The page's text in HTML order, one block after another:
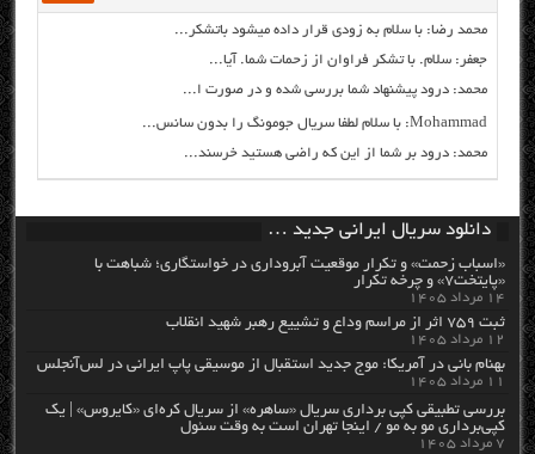
محمد رضا: با سلام به زودی قرار داده میشود باتشکر...
جعفر: سلام. با تشکر فراوان از زحمات شما. آیا...
محمد: درود پیشنهاد شما بررسی شده و در صورت ا...
Mohammad: با سلام لطفا سریال جومونگ را بدون سانس...
محمد: درود بر شما از این که راضی هستید خرسند...
دانلود سریال ایرانی جدید …
«اسباب زحمت» و تکرار موقعیت آبروداری در خواستگاری؛ شباهت با
«پایتخت۷» و چرخه تکرار
۱۴ مرداد ۱۴۰۵
ثبت ۷۵۹ اثر از مراسم وداع و تشییع رهبر شهید انقلاب
۱۲ مرداد ۱۴۰۵
بهنام بانی در آمریکا: موج جدید استقبال از موسیقی پاپ ایرانی در لس‌آنجلس
۱۱ مرداد ۱۴۰۵
بررسی تطبیقی کپی برداری سریال «ساهره» از سریال کره‌ای «کایروس» | یک
کپی‌برداری مو به مو / اینجا تهران است به وقت سئول
۷ مرداد ۱۴۰۵